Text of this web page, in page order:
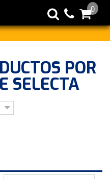
POR
SELECTA
0